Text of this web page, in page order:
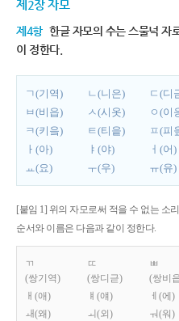
제2장 자모
제4항 한글 자모의 수는 스물넉 자
이 정한다.
ㄱ(기역) ㄴ(니은) ㄷ(디
ㅂ(비읍)
ㅅ(시옷) ㅇ(이
ㅋ(키읔)
ㅌ(티읕) ㅍ(피
ㅏ(아)
ㅑ(야) ㅓ(어)
ㅛ(요)
ㅜ(우) ㅠ(유)
[붙임 1] 위의 자모로써 적을 수 없는 소
순서와 이름은 다음과 같이 정한다.
ㄲ
(쌍기역)
ㄸ
(쌍디귿)
ㅃ
(쌍비
ㅐ(애)
ㅒ(얘) ㅔ(에)
ㅙ(왜)
ㅚ(외) ㅝ(워)